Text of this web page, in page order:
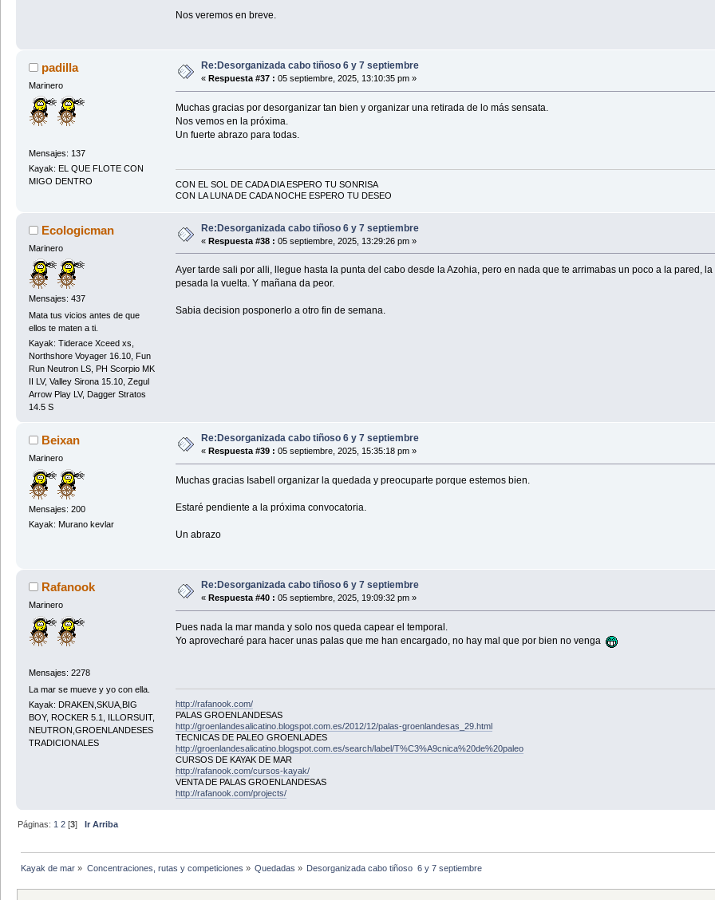
Nos veremos en breve.
padilla
Marinero
Mensajes: 137
Kayak: EL QUE FLOTE CON
MIGO DENTRO
Re:Desorganizada cabo tiñoso 6 y 7 septiembre
« Respuesta #37 : 05 septiembre, 2025, 13:10:35 pm »
Muchas gracias por desorganizar tan bien y organizar una retirada de lo más sensata.
Nos vemos en la próxima.
Un fuerte abrazo para todas.
CON EL SOL DE CADA DIA ESPERO TU SONRISA
CON LA LUNA DE CADA NOCHE ESPERO TU DESEO
Ecologicman
Marinero
Mensajes: 437
Mata tus vicios antes de que
ellos te maten a ti.
Kayak: Tiderace Xceed xs,
Northshore Voyager 16.10, Fun
Run Neutron LS, PH Scorpio MK
II LV, Valley Sirona 15.10, Zegul
Arrow Play LV, Dagger Stratos
14.5 S
Re:Desorganizada cabo tiñoso 6 y 7 septiembre
« Respuesta #38 : 05 septiembre, 2025, 13:29:26 pm »
Ayer tarde sali por alli, llegue hasta la punta del cabo desde la Azohia, pero en nada que te arrimabas un poco a la pared,
pesada la vuelta. Y mañana da peor.
Sabia decision posponerlo a otro fin de semana.
Beixan
Marinero
Mensajes: 200
Kayak: Murano kevlar
Re:Desorganizada cabo tiñoso 6 y 7 septiembre
« Respuesta #39 : 05 septiembre, 2025, 15:35:18 pm »
Muchas gracias Isabell organizar la quedada y preocuparte porque estemos bien.
Estaré pendiente a la próxima convocatoria.
Un abrazo
Rafanook
Marinero
Mensajes: 2278
La mar se mueve y yo con ella.
Kayak: DRAKEN,SKUA,BIG
BOY, ROCKER 5.1, ILLORSUIT,
NEUTRON,GROENLANDESES
TRADICIONALES
Re:Desorganizada cabo tiñoso 6 y 7 septiembre
« Respuesta #40 : 05 septiembre, 2025, 19:09:32 pm »
Pues nada la mar manda y solo nos queda capear el temporal.
Yo aprovecharé para hacer unas palas que me han encargado, no hay mal que por bien no venga
http://rafanook.com/
PALAS GROENLANDESAS
http://groenlandesalicatino.blogspot.com.es/2012/12/palas-groenlandesas_29.html
TECNICAS DE PALEO GROENLADES
http://groenlandesalicatino.blogspot.com.es/search/label/T%C3%A9cnica%20de%20paleo
CURSOS DE KAYAK DE MAR
http://rafanook.com/cursos-kayak/
VENTA DE PALAS GROENLANDESAS
http://rafanook.com/projects/
Páginas: 1 2 [3]Ir Arriba
Kayak de mar » Concentraciones, rutas y competiciones » Quedadas » Desorganizada cabo tiñoso  6 y 7 septiembre